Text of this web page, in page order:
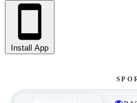
Install App